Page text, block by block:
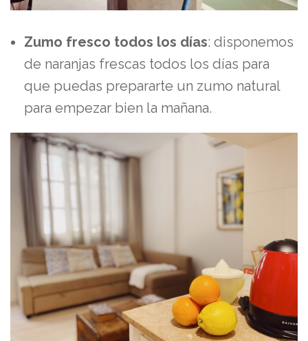
Zumo fresco todos los días: disponemos
de naranjas frescas todos los días para
que puedas prepararte un zumo natural
para empezar bien la mañana.